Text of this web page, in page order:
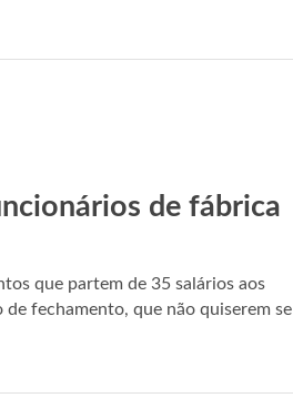
de fábrica
que partem de 35 salários aos
fechamento, que não quiserem se